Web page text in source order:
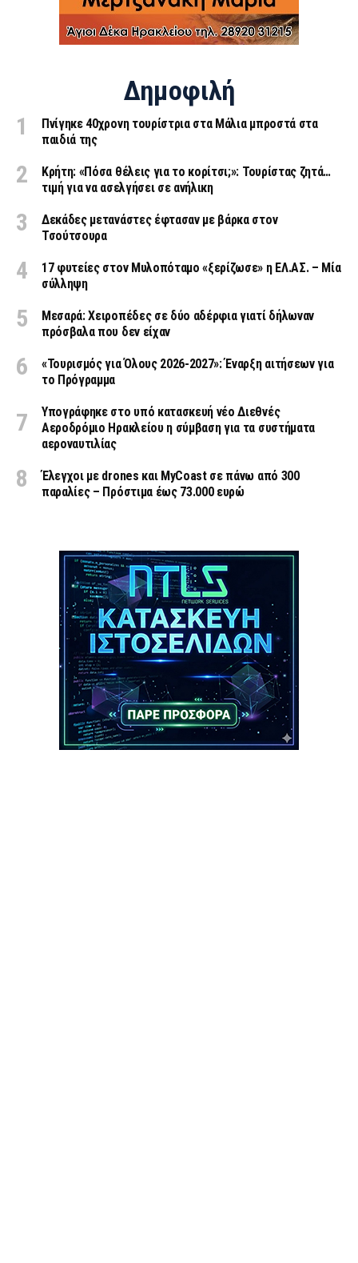
Δημοφιλή
Πνίγηκε 40χρονη τουρίστρια στα Μάλια μπροστά στα
παιδιά της
Κρήτη: «Πόσα θέλεις για το κορίτσι;»: Τουρίστας ζητά…
τιμή για να ασελγήσει σε ανήλικη
Δεκάδες μετανάστες έφτασαν με βάρκα στον
Τσούτσουρα
17 φυτείες στον Μυλοπόταμο «ξερίζωσε» η ΕΛ.ΑΣ. – Μία
σύλληψη
Μεσαρά: Χειροπέδες σε δύο αδέρφια γιατί δήλωναν
πρόσβαλα που δεν είχαν
«Τουρισμός για Όλους 2026-2027»: Έναρξη αιτήσεων για
το Πρόγραμμα
Υπογράφηκε στο υπό κατασκευή νέο Διεθνές
Αεροδρόμιο Ηρακλείου η σύμβαση για τα συστήματα
αεροναυτιλίας
Έλεγχοι με drones και MyCoast σε πάνω από 300
παραλίες – Πρόστιμα έως 73.000 ευρώ